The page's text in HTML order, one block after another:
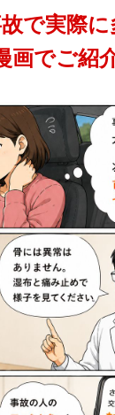
で実際に
画でご紹